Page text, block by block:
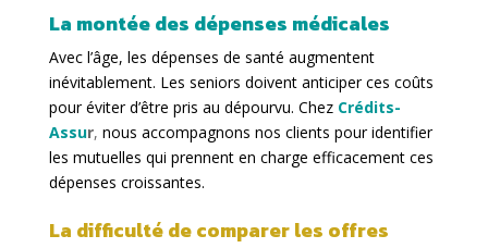
La montée des dépenses médicales
Avec l’âge, les dépenses de santé augmentent
inévitablement. Les seniors doivent anticiper ces coûts
pour éviter d’être pris au dépourvu. Chez Crédits-
Assur, nous accompagnons nos clients pour identifier
les mutuelles qui prennent en charge efficacement ces
dépenses croissantes.
La difficulté de comparer les offres